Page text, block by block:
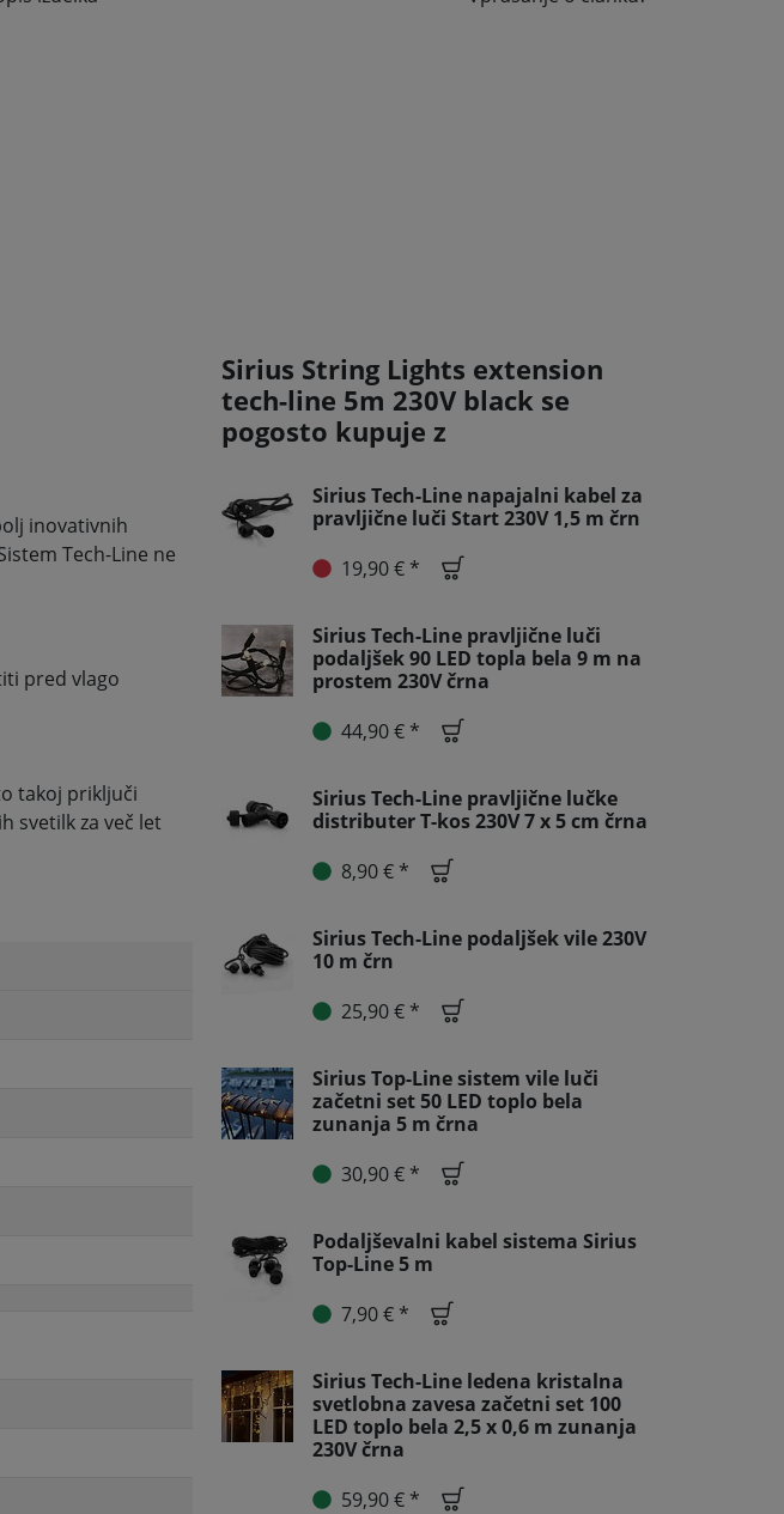
inovativnih
Tech-Line ne
pred vlago
takoj priključi
svetilk za več let
Sirius String Lights extension
tech-line 5m 230V black se
pogosto kupuje z
Sirius Tech-Line napajalni kabel za
pravljične luči Start 230V 1,5 m črn
19,90 € *
Sirius Tech-Line pravljične luči
podaljšek 90 LED topla bela 9 m na
prostem 230V črna
44,90 € *
Sirius Tech-Line pravljične lučke
distributer T-kos 230V 7 x 5 cm črna
8,90 € *
Sirius Tech-Line podaljšek vile 230V
10 m črn
25,90 € *
Sirius Top-Line sistem vile luči
začetni set 50 LED toplo bela
zunanja 5 m črna
30,90 € *
Podaljševalni kabel sistema Sirius
Top-Line 5 m
7,90 € *
Sirius Tech-Line ledena kristalna
svetlobna zavesa začetni set 100
LED toplo bela 2,5 x 0,6 m zunanja
230V črna
59,90 € *